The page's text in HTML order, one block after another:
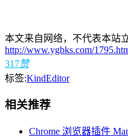
本文来自网络，不代表本站
http://www.ygbks.com/
317赞
标签:KindEditor
相关推荐
Chrome 浏览器插件